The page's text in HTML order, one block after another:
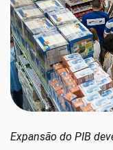
Expansão do PIB